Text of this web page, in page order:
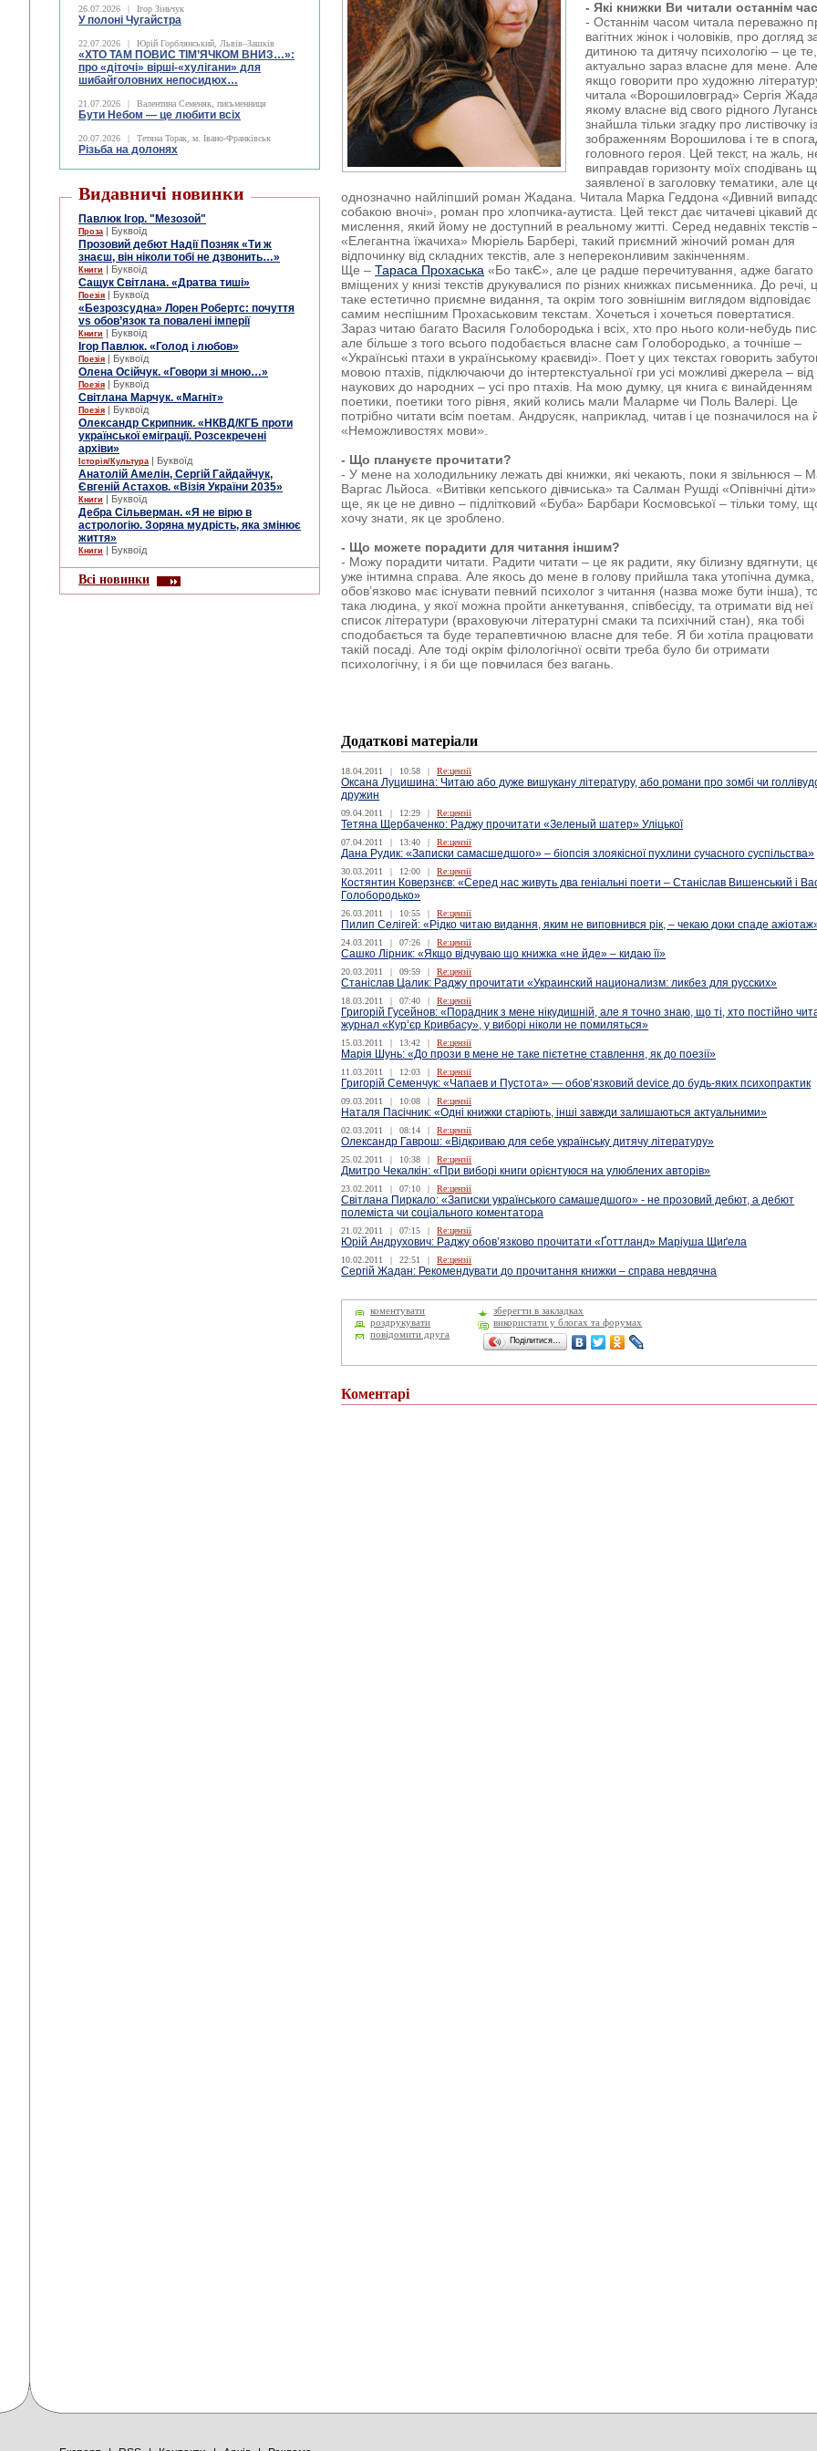
26.07.2026 | Ігор Зіньчук
У полоні Чугайстра
22.07.2026 | Юрій Горблянський, Львів–Зашків
«ХТО ТАМ ПОВИС ТІМ’ЯЧКОМ ВНИЗ…»:
про «діточі» вірші-«хулігани» для
шибайголовних непосидюх…
21.07.2026 | Валентина Семеняк, письменниця
Бути Небом ― це любити всіх
20.07.2026 | Тетяна Торак, м. Івано-Франківськ
Різьба на долонях
Видавничі новинки
Павлюк Ігор. "Мезозой"
Проза | Буквоїд
Прозовий дебют Надії Позняк «Ти ж
знаєш, він ніколи тобі не дзвонить…»
Книги | Буквоїд
Сащук Світлана. «Дратва тиші»
Поезія | Буквоїд
«Безрозсудна» Лорен Робертс: почуття
vs обов’язок та повалені імперії
Книги | Буквоїд
Ігор Павлюк. «Голод і любов»
Поезія | Буквоїд
Олена Осійчук. «Говори зі мною…»
Поезія | Буквоїд
Світлана Марчук. «Магніт»
Поезія | Буквоїд
Олександр Скрипник. «НКВД/КГБ проти
української еміграції. Розсекречені
архіви»
Історія/Культура | Буквоїд
Анатолій Амелін, Сергій Гайдайчук,
Євгеній Астахов. «Візія України 2035»
Книги | Буквоїд
Дебра Сільверман. «Я не вірю в
астрологію. Зоряна мудрість, яка змінює
життя»
Книги | Буквоїд
Всі новинки
- Які книжки Ви читали останнім
- Останнім часом читала переважно
вагітних жінок і чоловіків, про догляд
дитиною та дитячу психологію – це
актуально зараз власне для мене. Але
якщо говорити про художню
читала «Ворошиловград» Сергія
якому власне від свого рідного
знайшла тільки згадку про листівочку із
зображенням Ворошилова і те в
головного героя. Цей текст, на жаль,
виправдав горизонту моїх сподівань
заявленої в заголовку тематики, але
однозначно найліпший роман Жадана. Читала Марка Геддона «Дивний
собакою вночі», роман про хлопчика-аутиста. Цей текст дає читачеві цікавий
мислення, який йому не доступний в реальному житті. Серед недавніх текстів
«Елегантна їжачиха» Мюріель Барбері, такий приємний жіночий роман для
відпочинку від складних текстів, але з непереконливим закінченням.
Ще –Тараса Прохаська «Бо такЄ», але це радше перечитування, адже багато
вміщених у книзі текстів друкувалися по різних книжках письменника. До речі,
таке естетично приємне видання, та окрім того зовнішнім виглядом відповідає
самим неспішним Прохаськовим текстам. Хочеться і хочеться повертатися.
Зараз читаю багато Василя Голобородька і всіх, хто про нього коли-небудь
але більше з того всього подобається власне сам Голобородько, а точніше –
«Українські птахи в українському краєвиді». Поет у цих текстах говорить
мовою птахів, підключаючи до інтертекстуальної гри усі можливі джерела – від
наукових до народних – усі про птахів. На мою думку, ця книга є винайденням
поетики, поетики того рівня, який колись мали Маларме чи Поль Валері. Це
потрібно читати всім поетам. Андрусяк, наприклад, читав і це позначилося на
«Неможливостях мови».
- Що плануєте прочитати?
- У мене на холодильнику лежать дві книжки, які чекають, поки я звільнюся –
Варгас Льйоса. «Витівки кепського дівчиська» та Салман Рушді «Опівнічні
ще, як це не дивно – підлітковий «Буба» Барбари Космовської – тільки тому,
хочу знати, як це зроблено.
- Що можете порадити для читання іншим?
- Можу порадити читати. Радити читати – це як радити, яку білизну вдягнути,
уже інтимна справа. Але якось до мене в голову прийшла така утопічна
обов’язково має існувати певний психолог з читання (назва може бути інша),
така людина, у якої можна пройти анкетування, співбесіду, та отримати від неї
список літератури (враховуючи літературні смаки та психічний стан), яка тобі
сподобається та буде терапевтичною власне для тебе. Я би хотіла працювати
такій посаді. Але тоді окрім філологічної освіти треба було би отримати
психологічну, і я би ще повчилася без вагань.
Додаткові матеріали
18.04.2011 | 10:58 | Re:цензії
Оксана Луцишина: Читаю або дуже вишукану літературу, або романи про зомбі чи
дружин
09.04.2011 | 12:29 | Re:цензії
Тетяна Щербаченко: Раджу прочитати «Зеленый шатер» Уліцької
07.04.2011 | 13:40 | Re:цензії
Дана Рудик: «Записки самасшедшого» – біопсія злоякісної пухлини сучасного суспільства»
30.03.2011 | 12:00 | Re:цензії
Костянтин Коверзнєв: «Серед нас живуть два геніальні поети – Станіслав Вишенський і
Голобородько»
26.03.2011 | 10:55 | Re:цензії
Пилип Селігей: «Рідко читаю видання, яким не виповнився рік, – чекаю доки спаде
24.03.2011 | 07:26 | Re:цензії
Сашко Лірник: «Якщо відчуваю що книжка «не йде» – кидаю її»
20.03.2011 | 09:59 | Re:цензії
Станіслав Цалик: Раджу прочитати «Украинский национализм: ликбез для русских»
18.03.2011 | 07:40 | Re:цензії
Григорій Гусейнов: «Порадник з мене нікудишній, але я точно знаю, що ті, хто постійно
журнал «Кур’єр Кривбасу», у виборі ніколи не помиляться»
15.03.2011 | 13:42 | Re:цензії
Марія Шунь: «До прози в мене не таке пієтетне ставлення, як до поезії»
11.03.2011 | 12:03 | Re:цензії
Григорій Семенчук: «Чапаев и Пустота» — обов’язковий device до будь-яких психопрактик
09.03.2011 | 10:08 | Re:цензії
Наталя Пасічник: «Одні книжки старіють, інші завжди залишаються актуальними»
02.03.2011 | 08:14 | Re:цензії
Олександр Гаврош: «Відкриваю для себе українську дитячу літературу»
25.02.2011 | 10:38 | Re:цензії
Дмитро Чекалкін: «При виборі книги орієнтуюся на улюблених авторів»
23.02.2011 | 07:10 | Re:цензії
Світлана Пиркало: «Записки українського самашедшого» - не прозовий дебют, а дебют
полеміста чи соціального коментатора
21.02.2011 | 07:15 | Re:цензії
Юрій Андрухович: Раджу обов’язково прочитати «Ґоттланд» Маріуша Щиґела
10.02.2011 | 22:51 | Re:цензії
Сергій Жадан: Рекомендувати до прочитання книжки – справа невдячна
коментувати
зберегти в закладках
роздрукувати
використати у блогах та форумах
повідомити друга
Поділитися…
Коментарі